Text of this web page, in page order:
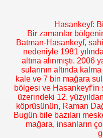
Hasankeyf:
Bir zamanlar
Batman-Hasankeyf,
nedeniyle 1981
altına alınmıştı. 2006
sularının altında
kale ve 7 bin mağara
bölgesi ve
üzerindeki 12.
köprüsünün, Raman
Bugün bile bazıları
mağara, insanların